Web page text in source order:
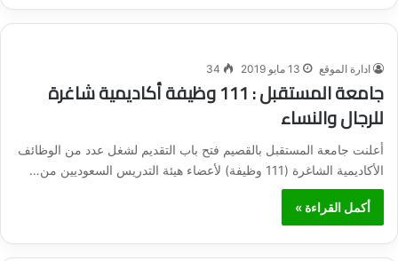
ادارة الموقع 13 مايو 2019 34
جامعة المستقبل : 111 وظيفة أكاديمية شاغرة
للرجال والنساء
أعلنت جامعة المستقبل بالقصيم فتح باب التقديم لشغل عدد من الوظائف
الأكاديمية الشاغرة (111 وظيفة) لأعضاء هيئة التدريس السعوديين من…
أكمل القراءة »